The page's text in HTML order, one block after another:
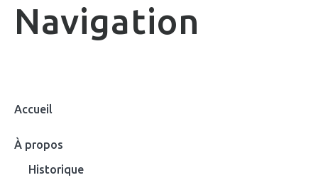
Navigation
Accueil
À propos
Historique